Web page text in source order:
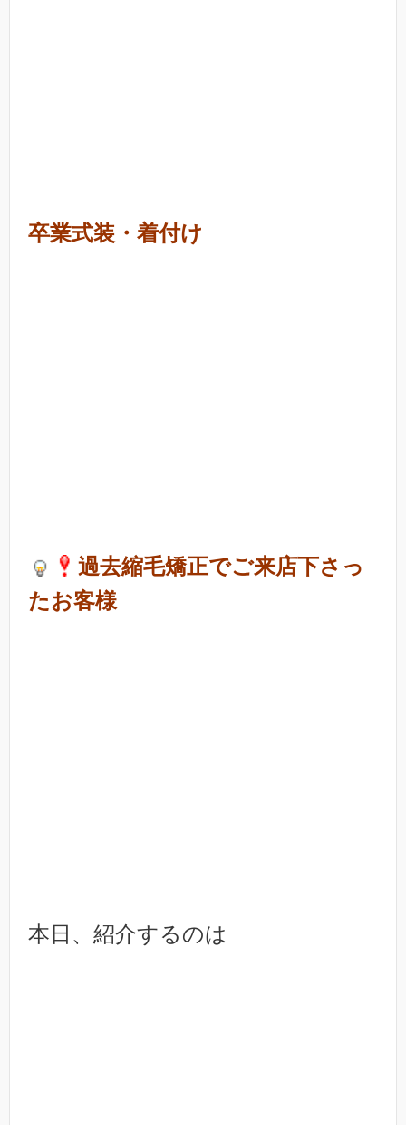
卒業式装・着付け
過去縮毛矯正でご来店下さっ
たお客様
本日、紹介するのは